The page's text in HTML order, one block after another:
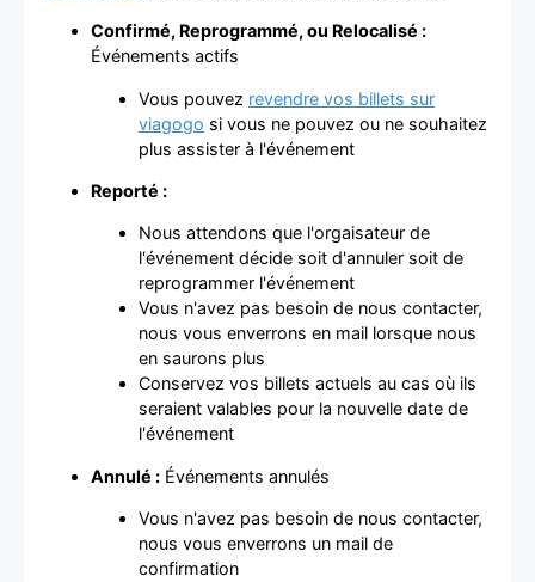
Confirmé, Reprogrammé, ou Relocalisé :
Événements actifs
Vous pouvez revendre vos billets sur
viagogo si vous ne pouvez ou ne souhaitez
plus assister à l'événement
Reporté :
Nous attendons que l'orgaisateur de
l'événement décide soit d'annuler soit de
reprogrammer l'événement
Vous n'avez pas besoin de nous contacter,
nous vous enverrons en mail lorsque nous
en saurons plus
Conservez vos billets actuels au cas où ils
seraient valables pour la nouvelle date de
l'événement
Annulé : Événements annulés
Vous n'avez pas besoin de nous contacter,
nous vous enverrons un mail de
confirmation